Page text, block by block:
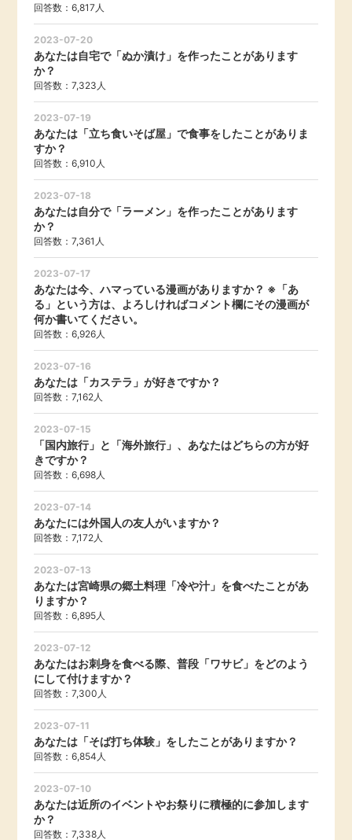
回答数：6,817人
2023-07-20
あなたは自宅で「ぬか漬け」を作ったことがあります
か？
回答数：7,323人
2023-07-19
あなたは「立ち食いそば屋」で食事をしたことがありま
すか？
回答数：6,910人
2023-07-18
あなたは自分で「ラーメン」を作ったことがあります
か？
回答数：7,361人
2023-07-17
あなたは今、ハマっている漫画がありますか？ ※「あ
る」という方は、よろしければコメント欄にその漫画が
何か書いてください。
回答数：6,926人
2023-07-16
あなたは「カステラ」が好きですか？
回答数：7,162人
2023-07-15
「国内旅行」と「海外旅行」、あなたはどちらの方が好
きですか？
回答数：6,698人
2023-07-14
あなたには外国人の友人がいますか？
回答数：7,172人
2023-07-13
あなたは宮崎県の郷土料理「冷や汁」を食べたことがあ
りますか？
回答数：6,895人
2023-07-12
あなたはお刺身を食べる際、普段「ワサビ」をどのよう
にして付けますか？
回答数：7,300人
2023-07-11
あなたは「そば打ち体験」をしたことがありますか？
回答数：6,854人
2023-07-10
あなたは近所のイベントやお祭りに積極的に参加します
か？
回答数：7,338人